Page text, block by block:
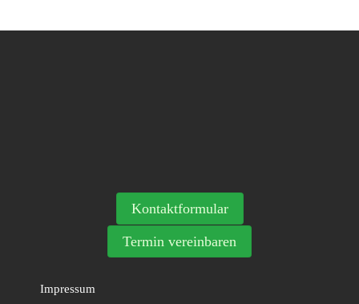
Kontaktformular
Termin vereinbaren
Impressum